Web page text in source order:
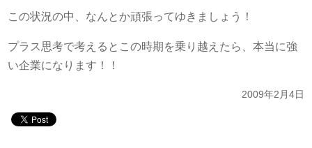
この状況の中、なんとか頑張ってゆきましょう！
プラス思考で考えるとこの時期を乗り越えたら、本当に強
い企業になります！！
2009年2月4日